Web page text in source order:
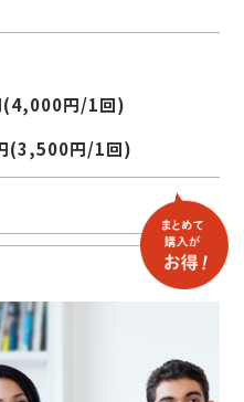
(4,000円/1回)
(3,500円/1回)